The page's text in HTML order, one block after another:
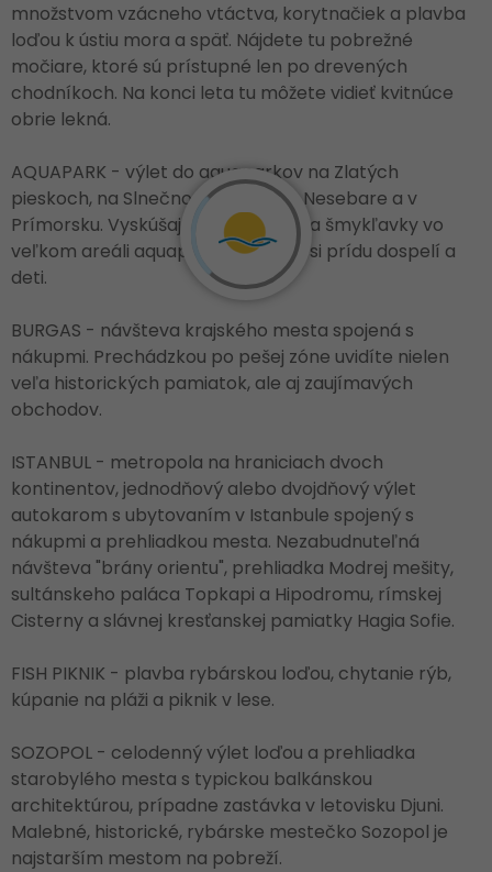
množstvom vzácneho vtáctva, korytnačiek a plavba
loďou k ústiu mora a späť. Nájdete tu pobrežné
močiare, ktoré sú prístupné len po drevených
chodníkoch. Na konci leta tu môžete vidieť kvitnúce
obrie lekná.
AQUAPARK - výlet do aquaparkov na Zlatých
pieskoch, na Slnečnom pobreží, v Nesebare a v
Prímorsku. Vyskúšajte si tobogány a šmykľavky vo
veľkom areáli aquaparku, na svoje si prídu dospelí a
deti.
BURGAS - návšteva krajského mesta spojená s
nákupmi. Prechádzkou po pešej zóne uvidíte nielen
veľa historických pamiatok, ale aj zaujímavých
obchodov.
ISTANBUL - metropola na hraniciach dvoch
kontinentov, jednodňový alebo dvojdňový výlet
autokarom s ubytovaním v Istanbule spojený s
nákupmi a prehliadkou mesta. Nezabudnuteľná
návšteva "brány orientu", prehliadka Modrej mešity,
sultánskeho paláca Topkapi a Hipodromu, rímskej
Cisterny a slávnej kresťanskej pamiatky Hagia Sofie.
FISH PIKNIK - plavba rybárskou loďou, chytanie rýb,
kúpanie na pláži a piknik v lese.
SOZOPOL - celodenný výlet loďou a prehliadka
starobylého mesta s typickou balkánskou
architektúrou, prípadne zastávka v letovisku Djuni.
Malebné, historické, rybárske mestečko Sozopol je
najstarším mestom na pobreží.